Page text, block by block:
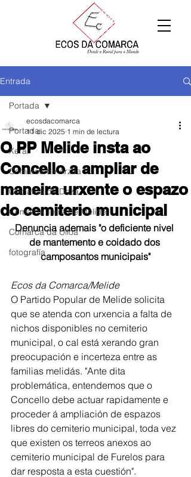
Entrada
Portada
Xeral
Comarca de Arzúa
Comarca de Deza
Comarca Terra de Melide
Comarca da Ulloa
fotografía
Portada
O PP Melide insta ao
Concello a ampliar de
maneira urxente o espazo
do cemiterio municipal
ecosdacomarca
11 dic 2025 1 min de lectura
Denuncia ademais "o deficiente nivel
de mantemento e coidado dos
camposantos municipais"
Ecos da Comarca/Melide
O Partido Popular de Melide solicita
que se atenda con urxencia a falta de
nichos disponibles no cemiterio
municipal, o cal está xerando gran
preocupación e incerteza entre as
familias melidás. "Ante dita
problemática, entendemos que o
Concello debe actuar rapidamente e
proceder á ampliación de espazos
libres do cemiterio municipal, toda vez
que existen os terreos anexos ao
cemiterio municipal de Furelos para
dar resposta a esta cuestión".